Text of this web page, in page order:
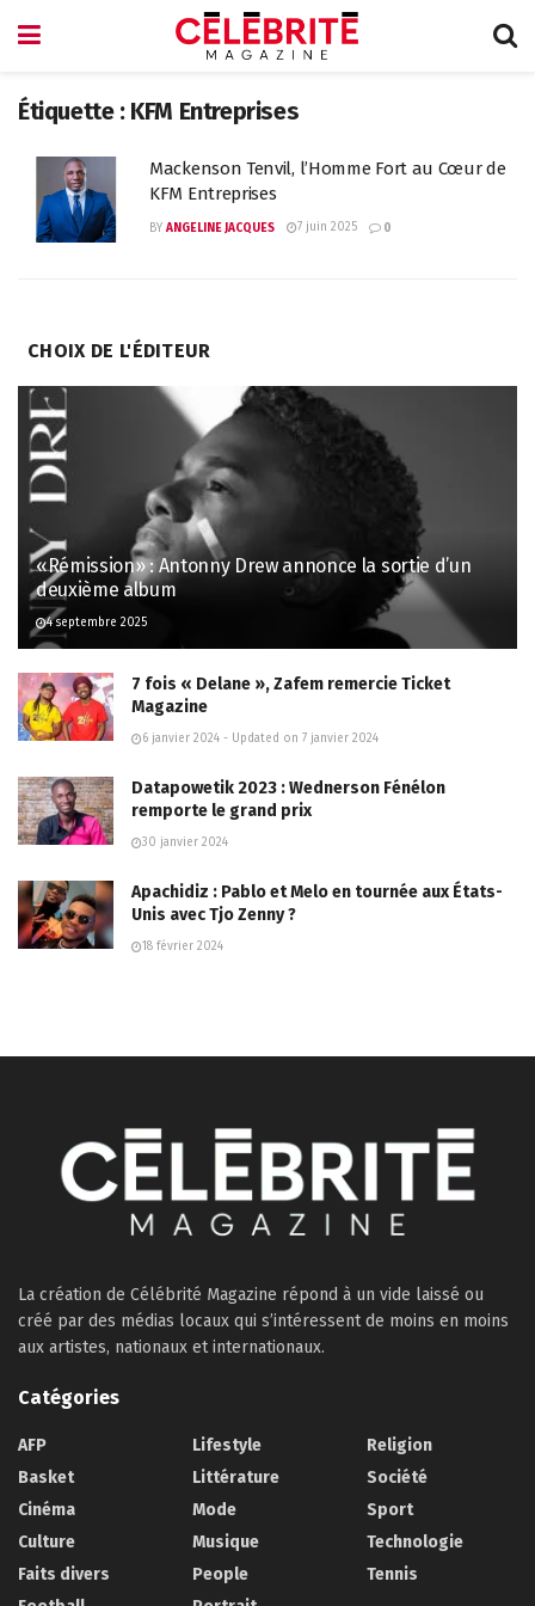
Étiquette : KFM Entreprises
Mackenson Tenvil, l’Homme Fort au Cœur de
KFM Entreprises
BY ANGELINE JACQUES 7 juin 2025 0
CHOIX DE L'ÉDITEUR
«Rémission» : Antonny Drew annonce la sortie d’un
deuxième album
4 septembre 2025
7 fois « Delane », Zafem remercie Ticket
Magazine
6 janvier 2024 - Updated on 7 janvier 2024
Datapowetik 2023 : Wednerson Fénélon
remporte le grand prix
30 janvier 2024
Apachidiz : Pablo et Melo en tournée aux États-
Unis avec Tjo Zenny ?
18 février 2024
La création de Célébrité Magazine répond à un vide laissé ou
créé par des médias locaux qui s’intéressent de moins en moins
aux artistes, nationaux et internationaux.
Catégories
AFP
Basket
Cinéma
Culture
Faits divers
Lifestyle
Littérature
Mode
Musique
People
Religion
Société
Sport
Technologie
Tennis